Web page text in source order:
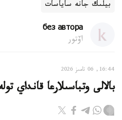
بيلىك جانە ساياسات
без автора
اۆتور
16:44, 06 تامىز 2026
بالالى وتباسىلارعا قانداي